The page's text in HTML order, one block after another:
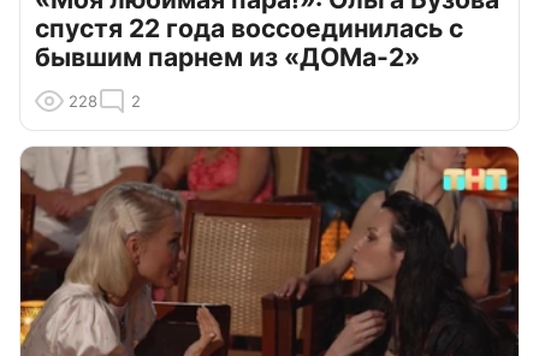
спустя 22 года воссоединилась с
бывшим парнем из «ДОМа-2»
228 2